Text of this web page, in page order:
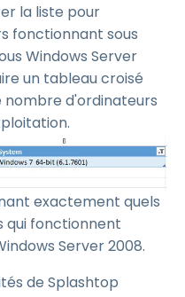
la liste pour
fonctionnant sous
Windows Server
un tableau croisé
d'ordinateurs
exactement quels
qui fonctionnent
Server 2008.
de Splashtop